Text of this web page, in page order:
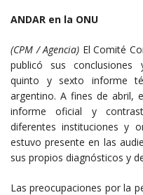
ANDAR en la ONU
(CPM / Agencia) El Comité
publicó sus conclusiones
quinto y sexto informe
argentino. A fines de abril,
informe oficial y
diferentes instituciones y
estuvo presente en las
sus propios diagnósticos y
Las preocupaciones por la